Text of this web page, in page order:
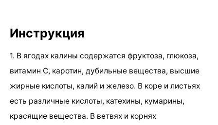
Инструкция
1. В ягодах калины содержатся фруктоза, глюкоза,
витамин С, каротин, дубильные вещества, высшие
жирные кислоты, калий и железо. В коре и листьях
есть различные кислоты, катехины, кумарины,
красящие вещества. В ветвях и корнях